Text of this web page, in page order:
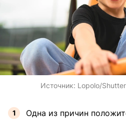
Источник: Lopolo/
Одна из причин